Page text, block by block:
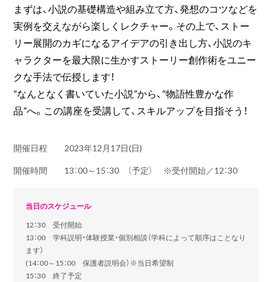
まずは、小説の基礎構造や組み立て方、発想のコツなどを
実例を交えながら楽しくレクチャー。その上で、ストー
リー展開のカギになるアイデアの引き出し方、小説のキ
ャラクターを最大限に生かすストーリー創作術をユニー
クな手法で伝授します！
“なんとなく書いていた小説”から、“物語性豊かな作
品”へ。この講座を受講して、スキルアップを目指そう！
開催日程
2023年12月17日(日)
開催時間
13：00～15：30 （予定） ※受付開始／12：30
当日のスケジュール
12：30 受付開始
13：00 学科説明・体験授業・個別相談（学科によって順序はことなり
ます）
(14：00～15：00 保護者説明会）※当日希望制
15：30 終了予定